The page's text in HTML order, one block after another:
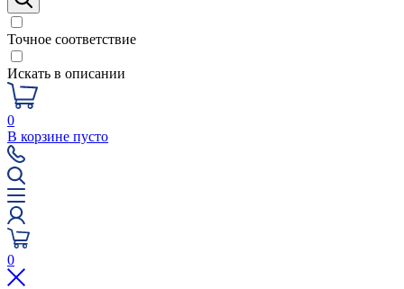
Точное соответствие
Искать в описании
0
В корзине пусто
0